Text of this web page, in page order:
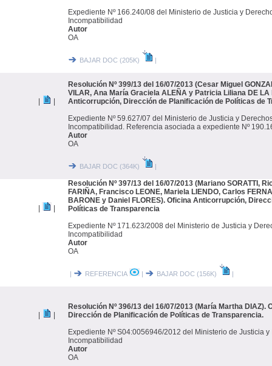
Expediente Nº 166.240/08 del Ministerio de Justicia y
Incompatibilidad
Autor
OA
BAJAR DOC (205K) |
Resolución Nº 399/13 del 16/07/2013 (Cesar Miguel
VILAR, Ana María Graciela ALEÑA y Patricia Liliana DE LA
Anticorrupción, Dirección de Planificación de Políticas de
Expediente Nº 59.627/07 del Ministerio de Justicia y
Incompatibilidad. Referencia asociada a expediente Nº
Autor
OA
BAJAR DOC (364K) |
Resolución Nº 397/13 del 16/07/2013 (Mariano SORATTI,
FARIÑA, Francisco LEONE, Mariela LIENDO, Carlos
BARONE y Daniel FLORES). Oficina Anticorrupción,
Políticas de Transparencia
Expediente Nº 171.623/2008 del Ministerio de Justicia y
Incompatibilidad
Autor
OA
| REFERENCIA | BAJAR DOC (156K) |
Resolución Nº 396/13 del 16/07/2013 (María Martha
Dirección de Planificación de Políticas de Transparencia.
Expediente Nº S04:0056946/2012 del Ministerio de Justicia
Incompatibilidad
Autor
OA